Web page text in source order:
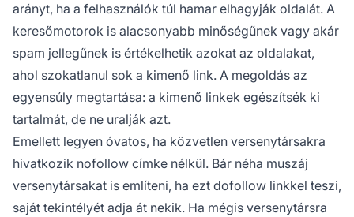
arányt, ha a felhasználók túl hamar elhagyják oldalát. A
keresőmotorok is alacsonyabb minőségűnek vagy akár
spam jellegűnek is értékelhetik azokat az oldalakat,
ahol szokatlanul sok a kimenő link. A megoldás az
egyensúly megtartása: a kimenő linkek egészítsék ki
tartalmát, de ne uralják azt.
Emellett legyen óvatos, ha közvetlen versenytársakra
hivatkozik nofollow címke nélkül. Bár néha muszáj
versenytársakat is említeni, ha ezt dofollow linkkel teszi,
saját tekintélyét adja át nekik. Ha mégis versenytársra